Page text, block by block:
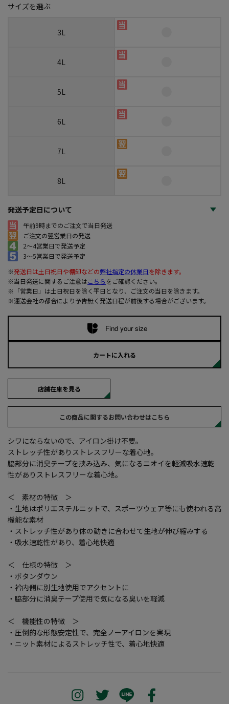
サイズを選ぶ
3L
4L
5L
6L
7L
8L
発送予定日について
午前9時までのご注文で当日発送
ご注文の翌営業日の発送
2～4営業日で発送予定
3～5営業日で発送予定
※発送日は土日祝日や棚卸などの弊社指定の休業日を除きます。
※当日発送に関するご注意はこちらをご確認ください。
※「営業日」は土日祝日を除く平日となり、ご注文の当日を除きます。
※運送会社の都合により予告無く発送日程が前後する場合がございます。
Find your size
カートに入れる
店舗在庫を見る
この商品に関するお問い合わせはこちら
シワにならないので、アイロン掛け不要。
ストレッチ性がありストレスフリーな着心地。
脇部分に消臭テープを挟み込み、気になるニオイを軽減吸水速乾
性がありストレスフリーな着心地。
＜ 素材の特徴 ＞
・生地はポリエステルニットで、スポーツウェア等にも使われる高
機能な素材
・ストレッチ性があり体の動きに合わせて生地が伸び縮みする
・吸水速乾性があり、着心地快適
＜ 仕様の特徴 ＞
・ボタンダウン
・衿内側に別生地使用でアクセントに
・脇部分に消臭テープ使用で気になる臭いを軽減
＜ 機能性の特徴 ＞
・圧倒的な形態安定性で、完全ノーアイロンを実現
・ニット素材によるストレッチ性で、着心地快適